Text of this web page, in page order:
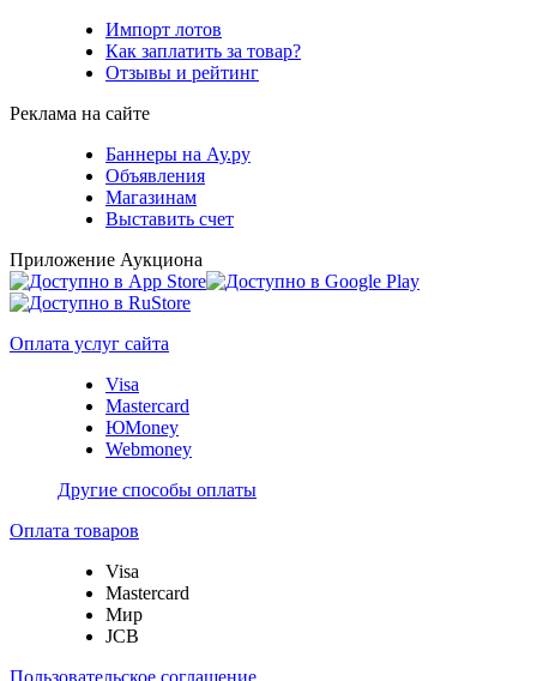
Импорт лотов
Как заплатить за товар?
Отзывы и рейтинг
Реклама на сайте
Баннеры на Ау.ру
Объявления
Магазинам
Выставить счет
Приложение Аукциона
Оплата услуг сайта
Visa
Mastercard
ЮMoney
Webmoney
Другие способы оплаты
Оплата товаров
Visa
Mastercard
Мир
JCB
Пользовательское соглашение